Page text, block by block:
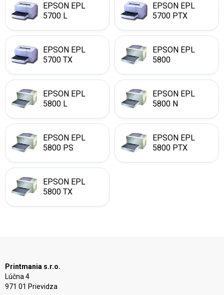
EPSON EPL
5700 L
EPSON EPL
5700 PTX
EPSON EPL
5700 TX
EPSON EPL
5800
EPSON EPL
5800 L
EPSON EPL
5800 N
EPSON EPL
5800 PS
EPSON EPL
5800 PTX
EPSON EPL
5800 TX
Printmania s.r.o.
Lúčna 4
971 01 Prievidza